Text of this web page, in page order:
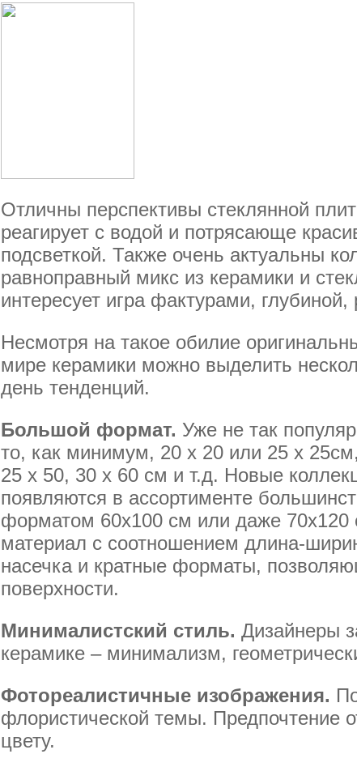
Отличны перспективы стеклянной
реагирует с водой и потрясающе
подсветкой. Также очень актуальны
равноправный микс из керамики и
интересует игра фактурами,
Несмотря на такое обилие
мире керамики можно выделить
день тенденций.
Большой формат. Уже не так
то, как минимум, 20 х 20 или 25 х
25 х 50, 30 х 60 см и т.д. Новые
появляются в ассортименте
форматом 60x100 см или даже
материал с соотношением длина-
насечка и кратные форматы,
поверхности.
Минималистский стиль. Дизайнеры
керамике – минимализм,
Фотореалистичные изображения.
флористической темы. Предпочтение
цвету.